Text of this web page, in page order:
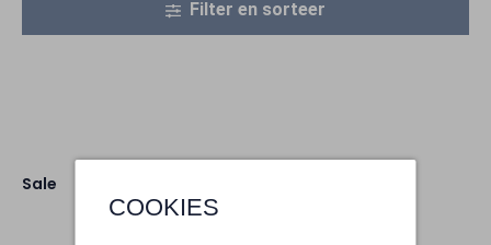
COOKIES
Filter en sorteer
Sale